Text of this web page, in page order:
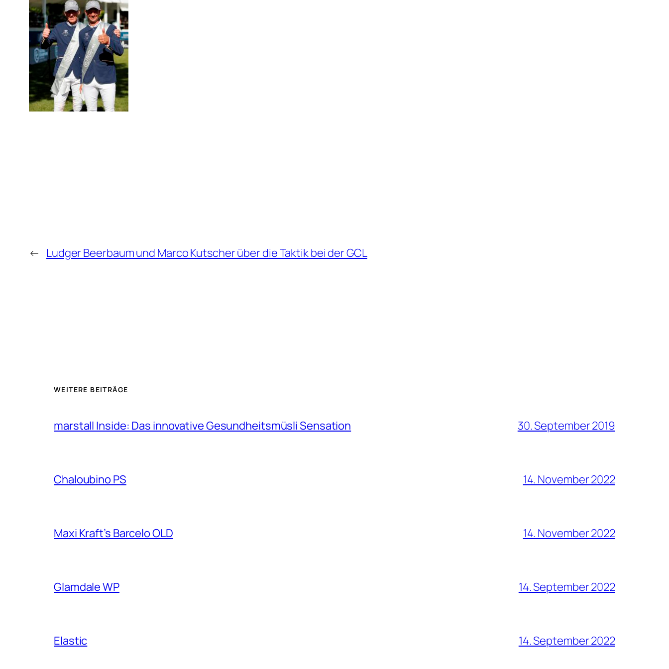
← Ludger Beerbaum und Marco Kutscher über die Taktik bei der GCL
WEITERE BEITRÄGE
marstall Inside: Das innovative Gesundheitsmüsli Sensation 30. September 2019
Chaloubino PS 14. November 2022
Maxi Kraft’s Barcelo OLD 14. November 2022
Glamdale WP 14. September 2022
Elastic 14. September 2022